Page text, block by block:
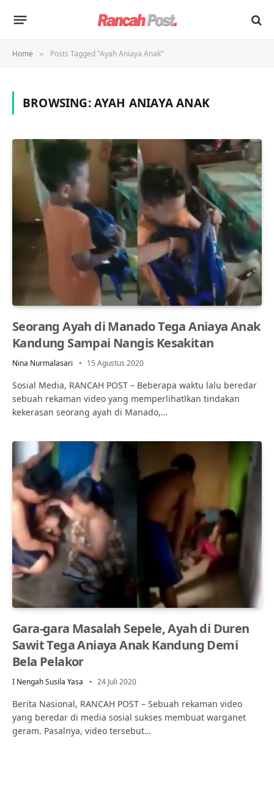
Home » Posts Tagged "Ayah Aniaya Anak"
BROWSING:AYAH ANIAYA ANAK
Seorang Ayah di Manado Tega Aniaya Anak
Kandung Sampai Nangis Kesakitan
Nina Nurmalasari 15 Agustus 2020
Sosial Media, RANCAH POST – Beberapa waktu lalu beredar
sebuah rekaman video yang memperlihatlkan tindakan
kekerasan seorang ayah di Manado,…
Gara-gara Masalah Sepele, Ayah di Duren
Sawit Tega Aniaya Anak Kandung Demi
Bela Pelakor
I Nengah Susila Yasa 24 Juli 2020
Berita Nasional, RANCAH POST – Sebuah rekaman video
yang beredar di media sosial sukses membuat warganet
geram. Pasalnya, video tersebut…